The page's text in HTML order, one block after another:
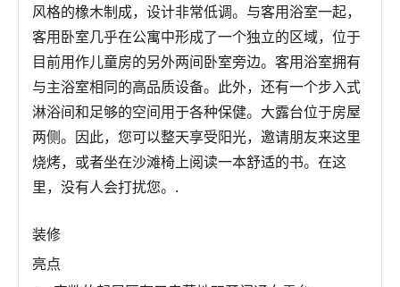
风格的橡木制成，设计非常低调。与客用浴室一起，
客用卧室几乎在公寓中形成了一个独立的区域，位于
目前用作儿童房的另外两间卧室旁边。客用浴室拥有
与主浴室相同的高品质设备。此外，还有一个步入式
淋浴间和足够的空间用于各种保健。大露台位于房屋
两侧。因此，您可以整天享受阳光，邀请朋友来这里
烧烤，或者坐在沙滩椅上阅读一本舒适的书。在这
里，没有人会打扰您。.
装修
亮点